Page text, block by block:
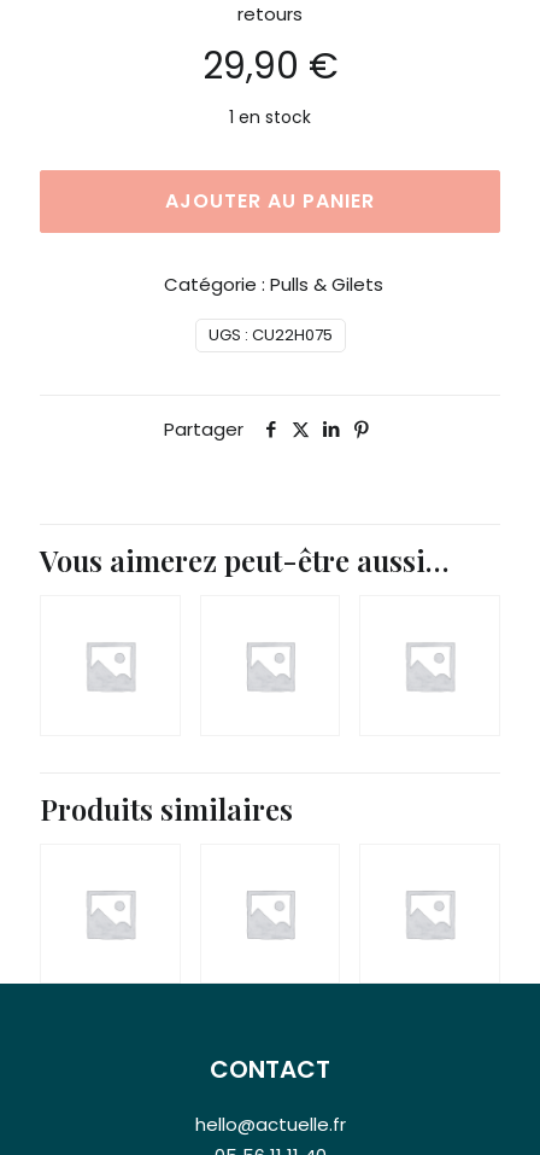
retours
29,90 €
1 en stock
AJOUTER AU PANIER
UGS : CU22H075
Catégorie : Pulls & Gilets
Partager
Vous aimerez peut-être aussi…
Produits similaires
CONTACT
hello@actuelle.fr